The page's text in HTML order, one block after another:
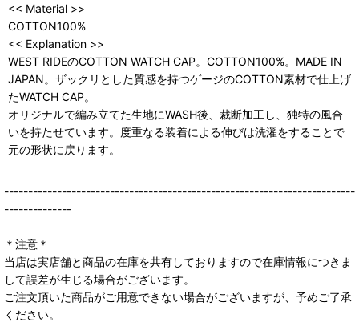
<< Material >>
COTTON100%
<< Explanation >>
WEST RIDEのCOTTON WATCH CAP。COTTON100%。MADE IN
JAPAN。ザックリとした質感を持つゲージのCOTTON素材で仕上げ
たWATCH CAP。
オリジナルで編み立てた生地にWASH後、裁断加工し、独特の風合
いを持たせています。度重なる装着による伸びは洗濯をすることで
元の形状に戻ります。
-------------------------------------------------------------------------
--------------
＊注意＊
当店は実店舗と商品の在庫を共有しておりますので在庫情報につきま
して誤差が生じる場合がございます。
ご注文頂いた商品がご用意できない場合がございますが、予めご了承
ください。